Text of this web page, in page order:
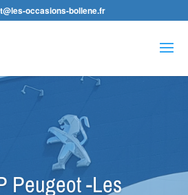
occasions-bollene.fr
-Les
Bollène